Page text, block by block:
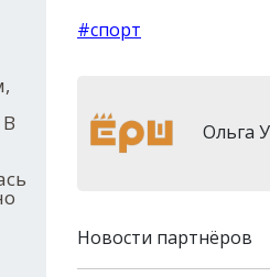
#спорт
Ольга
Новости партнёров